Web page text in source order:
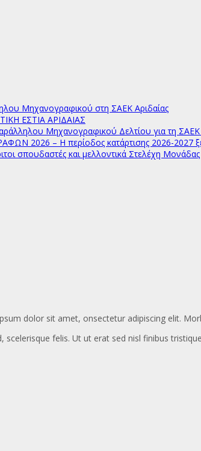
Μηχανογραφικού στη ΣΑΕΚ Αριδαίας
ΕΣΤΙΑ ΑΡΙΔΑΙΑΣ
Μηχανογραφικού Δελτίου για τη ΣΑΕΚ
2026 – Η περίοδος κατάρτισης 2026-2027
σπουδαστές και μελλοντικά Στελέχη
dolor sit amet, onsectetur adipiscing elit.
scelerisque felis. Ut ut erat sed nisl finibus